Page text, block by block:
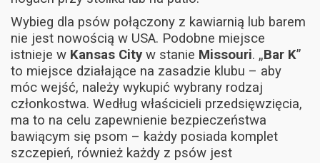
Wybieg dla psów połączony z kawiarnią lub barem
nie jest nowością w USA. Podobne miejsce
istnieje w Kansas City w stanie Missouri. „Bar K”
to miejsce działające na zasadzie klubu – aby
móc wejść, należy wykupić wybrany rodzaj
członkostwa. Według właścicieli przedsięwzięcia,
ma to na celu zapewnienie bezpieczeństwa
bawiącym się psom – każdy posiada komplet
szczepień, również każdy z psów jest